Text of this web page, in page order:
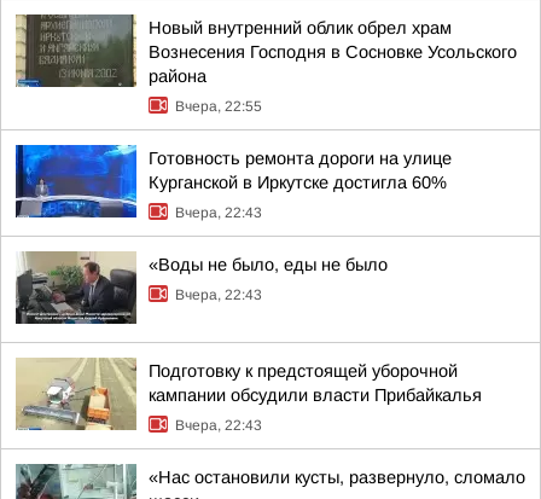
Новый внутренний облик обрел храм
Вознесения Господня в Сосновке Усольского
района
Вчера, 22:55
Готовность ремонта дороги на улице
Курганской в Иркутске достигла 60%
Вчера, 22:43
«Воды не было, еды не было
Вчера, 22:43
Подготовку к предстоящей уборочной
кампании обсудили власти Прибайкалья
Вчера, 22:43
«Нас остановили кусты, развернуло, сломало